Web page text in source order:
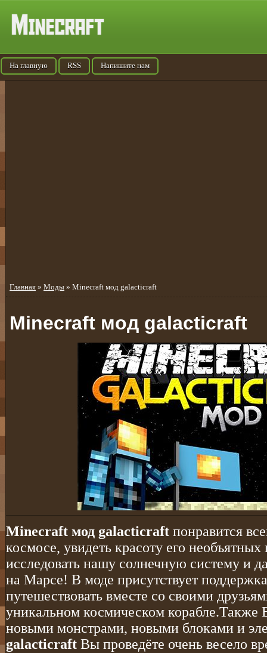
На главную RSS Напишите нам
Главная » Моды » Minecraft мод galacticraft
Minecraft мод galacticraft
Minecraft мод galacticraft понравится
космосе, увидеть красоту его
исследовать нашу солнечную систему и
на Марсе! В моде присутствует
путешествовать вместе со своими
уникальном космическом корабле.Также
новыми монстрами, новыми блоками и
galacticraft Вы проведёте очень весело